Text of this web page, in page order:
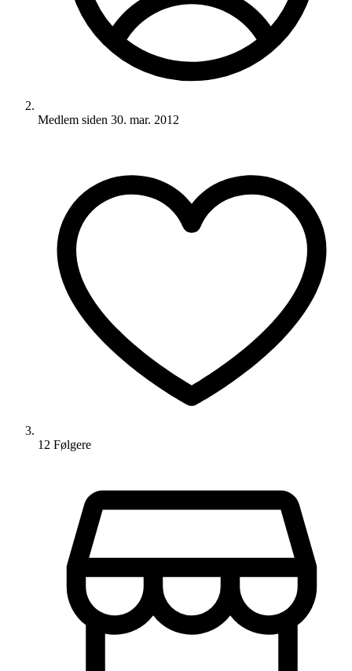
Medlem siden 30. mar. 2012
12 Følgere